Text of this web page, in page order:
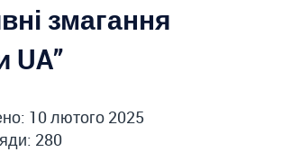
змагання
UA”
10 лютого 2025
280